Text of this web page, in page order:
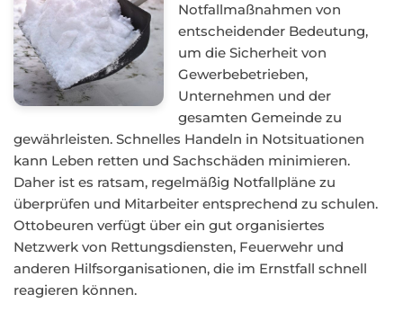
Notfallmaßnahmen von
entscheidender Bedeutung,
um die Sicherheit von
Gewerbebetrieben,
Unternehmen und der
gesamten Gemeinde zu
gewährleisten. Schnelles Handeln in Notsituationen
kann Leben retten und Sachschäden minimieren.
Daher ist es ratsam, regelmäßig Notfallpläne zu
überprüfen und Mitarbeiter entsprechend zu schulen.
Ottobeuren verfügt über ein gut organisiertes
Netzwerk von Rettungsdiensten, Feuerwehr und
anderen Hilfsorganisationen, die im Ernstfall schnell
reagieren können.